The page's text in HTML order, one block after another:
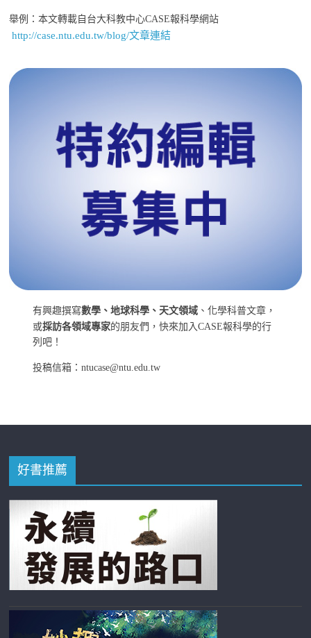
舉例：本文轉載自台大科教中心CASE報科學網站
http://case.ntu.edu.tw/blog/文章連結
有興趣撰寫數學、地球科學、天文領域 、化學科普文章，
或採訪各領域專家的朋友們，快來加入CASE報科學的行
列吧！
投稿信箱：ntucase@ntu.edu.tw
好書推薦